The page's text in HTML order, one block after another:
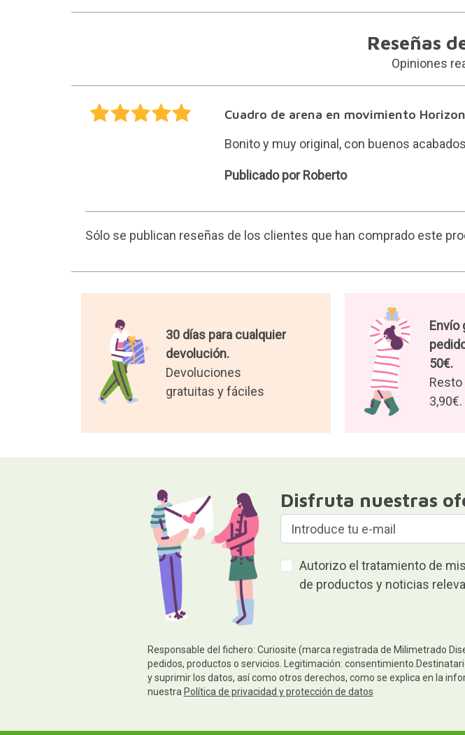
Reseñas
Opiniones
Cuadro de arena en movimiento Horizon
Bonito y muy original, con buenos
Roberto
Publicado por Roberto
Sólo se publican reseñas de los clientes que han comprado este
30 días para cualquier
devolución.
Devoluciones
gratuitas y fáciles
Envío
50€.
3,90€.
Disfruta nuestras
Autorizo el tratamiento de
de productos y noticias
Responsable del fichero: Curiosite (marca registrada de Milimetrado
pedidos, productos o servicios. Legitimación:
y suprimir los datos, así como otros derechos, como se explica en la
nuestra Política de privacidad y protección de datos